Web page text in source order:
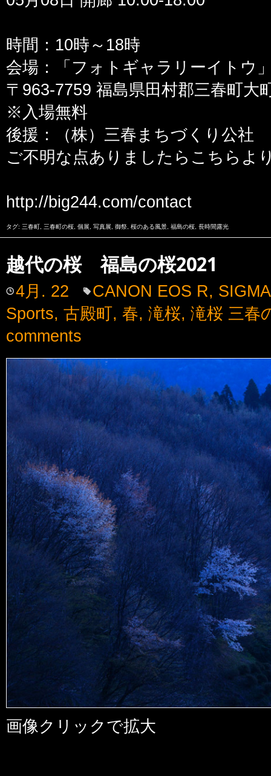
時間：10時～18時
会場：「フォトギャラリーイトウ
〒963-7759 福島県田村郡三春町大
※入場無料
後援：（株）三春まちづくり公社
ご不明な点ありましたらこちらよ
http://big244.com/contact
タグ: 三春町 三春町の桜 個展 写真展 御祭 桜のある風景 福島の桜 長時間露光
越代の桜 福島の桜2021
4月. 22 CANON EOS R,
Sports, 古殿町, 春, 滝桜, 滝桜 三春
comments
画像クリックで拡大